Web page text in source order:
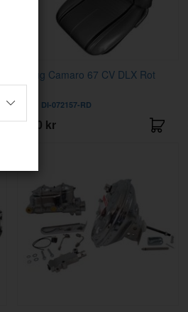
Bezug Camaro 67 CV DLX Rot
DI-072157-RD
8350 kr